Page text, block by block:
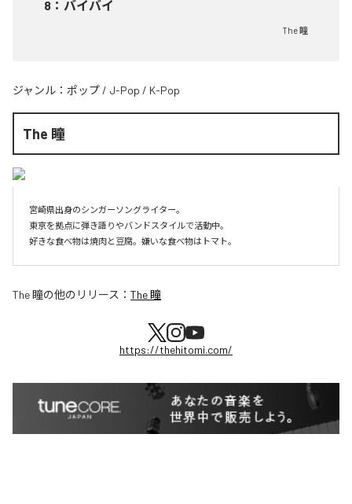
8 ： バイバイ
The 瞳
ジャンル： ポップ / J-Pop / K-Pop
The 瞳
宮崎県出身のシンガーソングライター。
東京を拠点に弾き語りやバンドスタイルで活動中。
好きな食べ物は焼肉と豆腐。嫌いな食べ物はトマト。
The 瞳の他のリリース： The 瞳
https://thehitomi.com/